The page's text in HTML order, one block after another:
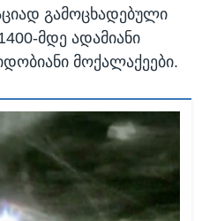
გამოცხადებული
მდე ადამიანი
მოქალაქეები.